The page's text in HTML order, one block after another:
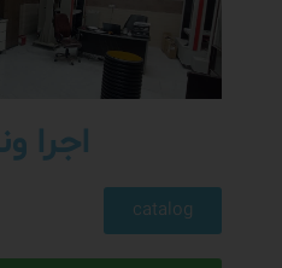
اجرا
catalog